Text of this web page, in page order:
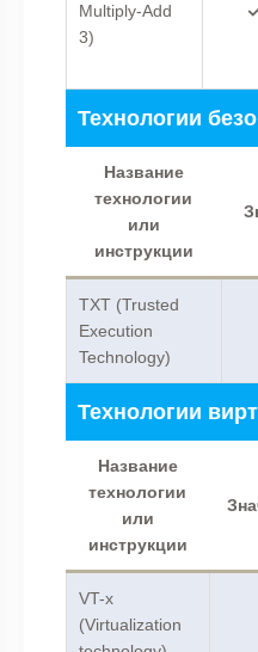
Multiply-Add
3)
Технологии
Название
технологии
или
инструкции
TXT (Trusted
Execution
Technology)
Технологии
Название
технологии
или
инструкции
VT-x
(Virtualization